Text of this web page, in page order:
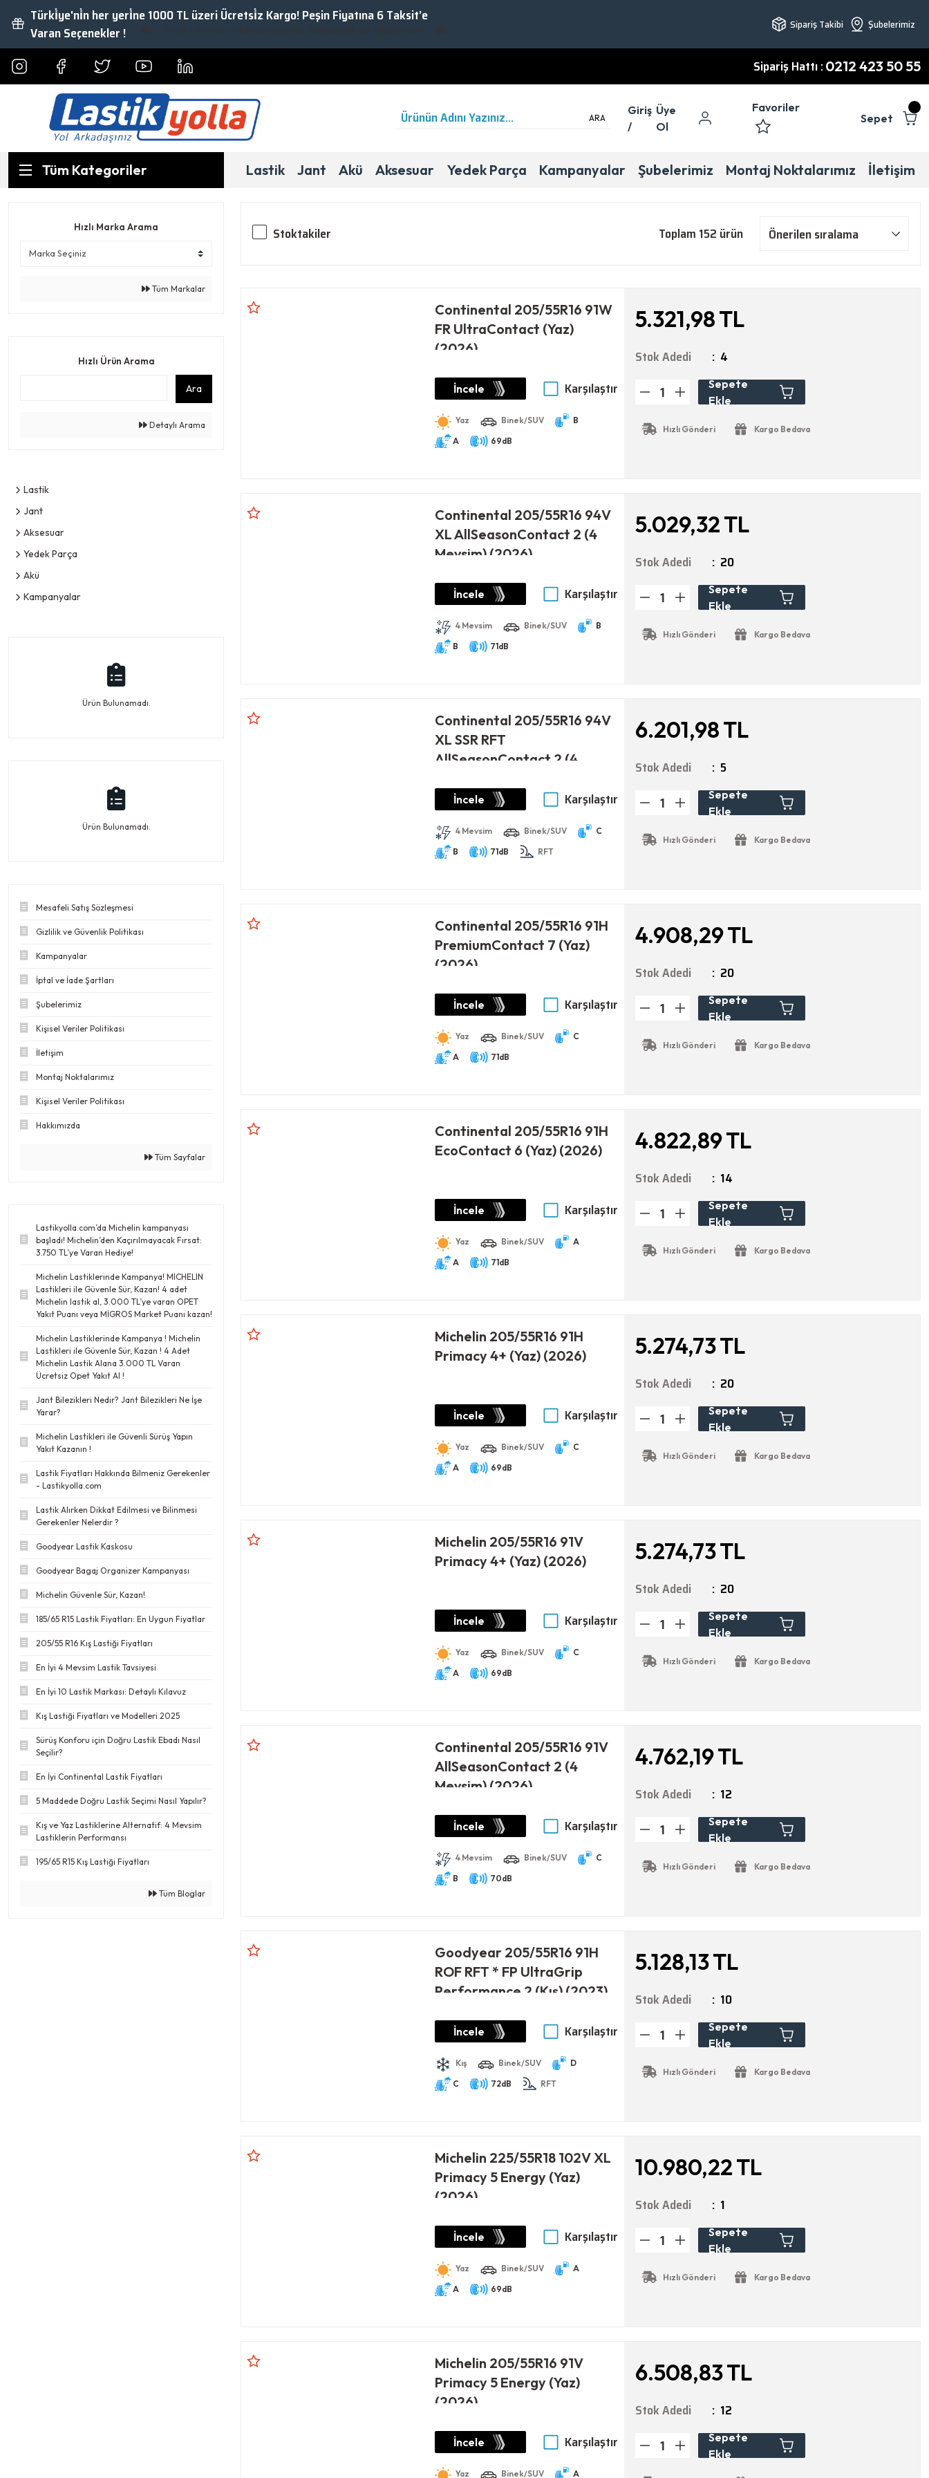
Türki̇ye'ni̇n her yeri̇ne 1000 TL üzeri Ücretsi̇z Kargo! Peşin Fiyatına 6 Taksit’e
Varan Seçenekler !
Sipariş Takibi Şubelerimiz
Sipariş Hattı :0212 423 50 55
ARA
Giriş
/
Üye
Ol
Favoriler
Sepet
Tüm Kategoriler Lastik Jant Akü Aksesuar Yedek Parça Kampanyalar Şubelerimiz Montaj Noktalarımız İletişim
Hızlı Marka Arama
Tüm Markalar
Hızlı Ürün Arama
Ara
Detaylı Arama
Lastik
Jant
Aksesuar
Yedek Parça
Akü
Kampanyalar
Ürün Bulunamadı.
Ürün Bulunamadı.
Mesafeli Satış Sözleşmesi
Gizlilik ve Güvenlik Politikası
Kampanyalar
İptal ve İade Şartları
Şubelerimiz
Kişisel Veriler Politikası
İletişim
Montaj Noktalarımız
Kişisel Veriler Politikası
Hakkımızda
Tüm Sayfalar
Lastikyolla.com’da Michelin kampanyası
başladı! Michelin’den Kaçırılmayacak Fırsat:
3.750 TL’ye Varan Hediye!
Michelin Lastiklerinde Kampanya! MICHELIN
Lastikleri ile Güvenle Sür, Kazan! 4 adet
Michelin lastik al, 3.000 TL’ye varan OPET
Yakıt Puanı veya MİGROS Market Puanı kazan!
Michelin Lastiklerinde Kampanya ! Michelin
Lastikleri ile Güvenle Sür, Kazan ! 4 Adet
Michelin Lastik Alana 3.000 TL Varan
Ücretsiz Opet Yakıt Al !
Jant Bilezikleri Nedir? Jant Bilezikleri Ne İşe
Yarar?
Michelin Lastikleri ile Güvenli Sürüş Yapın
Yakıt Kazanın !
Lastik Fiyatları Hakkında Bilmeniz Gerekenler
- Lastikyolla.com
Lastik Alırken Dikkat Edilmesi ve Bilinmesi
Gerekenler Nelerdir ?
Goodyear Lastik Kaskosu
Goodyear Bagaj Organizer Kampanyası
Michelin Güvenle Sür, Kazan!
185/65 R15 Lastik Fiyatları: En Uygun Fiyatlar
205/55 R16 Kış Lastiği Fiyatları
En İyi 4 Mevsim Lastik Tavsiyesi
En İyi 10 Lastik Markası: Detaylı Kılavuz
Kış Lastiği Fiyatları ve Modelleri 2025
Sürüş Konforu için Doğru Lastik Ebadı Nasıl
Seçilir?
En İyi Continental Lastik Fiyatları
5 Maddede Doğru Lastik Seçimi Nasıl Yapılır?
Kış ve Yaz Lastiklerine Alternatif: 4 Mevsim
Lastiklerin Performansı
195/65 R15 Kış Lastiği Fiyatları
Tüm Bloglar
Stoktakiler Toplam 152 ürün
Continental 205/55R16 91W
FR UltraContact (Yaz)
(2026)
İncele Karşılaştır
Yaz Binek/SUV
B
A
69dB
5.321,98 TL
Stok Adedi 4
Sepete
Ekle
Hızlı Gönderi Kargo Bedava
Continental 205/55R16 94V
XL AllSeasonContact 2 (4
Mevsim) (2026)
İncele Karşılaştır
4 Mevsim Binek/SUV
B
B
71dB
5.029,32 TL
Stok Adedi 20
Sepete
Ekle
Hızlı Gönderi Kargo Bedava
Continental 205/55R16 94V
XL SSR RFT
AllSeasonContact 2 (4
İncele Karşılaştır
4 Mevsim Binek/SUV
C
B
71dB RFT
6.201,98 TL
Stok Adedi 5
Sepete
Ekle
Hızlı Gönderi Kargo Bedava
Continental 205/55R16 91H
PremiumContact 7 (Yaz)
(2026)
İncele Karşılaştır
Yaz Binek/SUV
C
A
71dB
4.908,29 TL
Stok Adedi 20
Sepete
Ekle
Hızlı Gönderi Kargo Bedava
Continental 205/55R16 91H
EcoContact 6 (Yaz) (2026)
İncele Karşılaştır
Yaz Binek/SUV
A
A
71dB
4.822,89 TL
Stok Adedi 14
Sepete
Ekle
Hızlı Gönderi Kargo Bedava
Michelin 205/55R16 91H
Primacy 4+ (Yaz) (2026)
İncele Karşılaştır
Yaz Binek/SUV
C
A
69dB
5.274,73 TL
Stok Adedi 20
Sepete
Ekle
Hızlı Gönderi Kargo Bedava
Michelin 205/55R16 91V
Primacy 4+ (Yaz) (2026)
İncele Karşılaştır
Yaz Binek/SUV
C
A
69dB
5.274,73 TL
Stok Adedi 20
Sepete
Ekle
Hızlı Gönderi Kargo Bedava
Continental 205/55R16 91V
AllSeasonContact 2 (4
Mevsim) (2026)
İncele Karşılaştır
4 Mevsim Binek/SUV
C
B
70dB
4.762,19 TL
Stok Adedi 12
Sepete
Ekle
Hızlı Gönderi Kargo Bedava
Goodyear 205/55R16 91H
ROF RFT * FP UltraGrip
Performance 2 (Kış) (2023)
İncele Karşılaştır
Kış Binek/SUV
D
C
72dB RFT
5.128,13 TL
Stok Adedi 10
Sepete
Ekle
Hızlı Gönderi Kargo Bedava
Michelin 225/55R18 102V XL
Primacy 5 Energy (Yaz)
(2026)
İncele Karşılaştır
Yaz Binek/SUV
A
A
69dB
10.980,22 TL
Stok Adedi 1
Sepete
Ekle
Hızlı Gönderi Kargo Bedava
Michelin 205/55R16 91V
Primacy 5 Energy (Yaz)
(2026)
İncele Karşılaştır
Yaz Binek/SUV A
6.508,83 TL
Stok Adedi 12
Sepete
Ekle